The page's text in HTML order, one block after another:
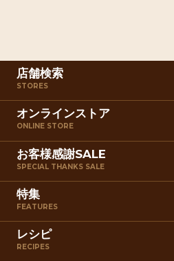
店舗検索
STORES
オンラインストア
ONLINE STORE
お客様感謝SALE
SPECIAL THANKS SALE
特集
FEATURES
レシピ
RECIPES